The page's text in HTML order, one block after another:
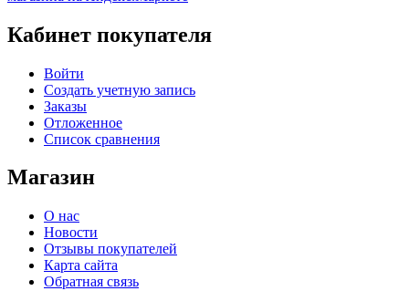
Кабинет покупателя
Войти
Создать учетную запись
Заказы
Отложенное
Список сравнения
Магазин
О нас
Новости
Отзывы покупателей
Карта сайта
Обратная связь